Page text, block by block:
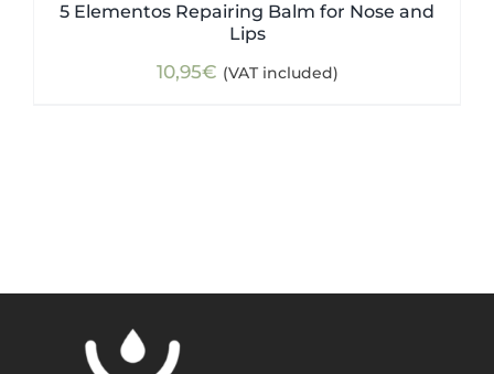
5 Elementos Repairing Balm for Nose and
Lips
10,95€ (VAT included)